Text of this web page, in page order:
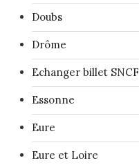
Doubs
Drôme
Echanger billet SNCF
Essonne
Eure
Eure et Loire